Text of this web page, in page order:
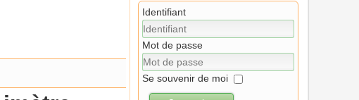
Identifiant
Mot de passe
Se souvenir de moi